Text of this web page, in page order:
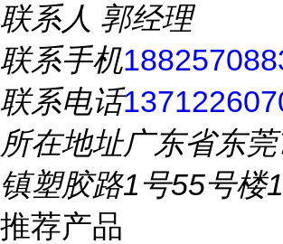
联系人 郭经理
联系手机
联系电话
所在地址广东省东
镇塑胶路1号55号楼
推荐产品